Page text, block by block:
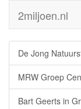
2miljoen.nl
De Jong
MRW Groep
Bart Geerts in